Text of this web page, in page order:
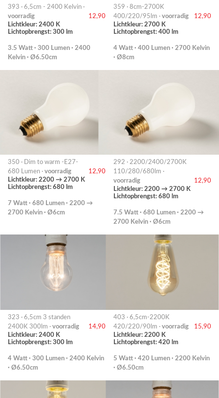
393 · 6,5cm - 2400 Kelvin ·
voorradig
12,90
Lichtkleur: 2400 K
Lichtopbrengst: 300 lm
3.5 Watt · 300 Lumen · 2400
Kelvin · Ø6.50cm
359 · 8cm-2700K
400/220/95lm · voorradig
12,90
Lichtkleur: 2700 K
Lichtopbrengst: 400 lm
4 Watt · 400 Lumen · 2700 Kelvin
· Ø8cm
350 · Dim to warm -E27-
680 Lumen · voorradig
12,90
Lichtkleur: 2200 → 2700 K
Lichtopbrengst: 680 lm
7 Watt · 680 Lumen · 2200 →
2700 Kelvin · Ø6cm
292 · 2200/2400/2700K
110/280/680lm ·
voorradig
12,90
Lichtkleur: 2200 → 2700 K
Lichtopbrengst: 680 lm
7.5 Watt · 680 Lumen · 2200 →
2700 Kelvin · Ø6cm
323 · 6,5cm 3 standen
2400K 300lm · voorradig
14,90
Lichtkleur: 2400 K
Lichtopbrengst: 300 lm
4 Watt · 300 Lumen · 2400 Kelvin
· Ø6.50cm
403 · 6,5cm-2200K
420/220/90lm · voorradig
15,90
Lichtkleur: 2200 K
Lichtopbrengst: 420 lm
5 Watt · 420 Lumen · 2200 Kelvin
· Ø6.50cm